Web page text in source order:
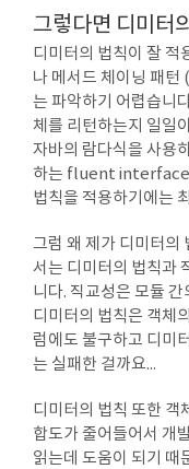
그렇다면 디미터
디미터의 법칙이 잘 적
나 메서드 체이닝 패
는 파악하기 어렵습니
체를 리턴하는지 일일
자바의 람다식을 사용
하는 fluent interface
법칙을 적용하기에는
그럼 왜 제가 디미터의
서는 디미터의 법칙과
니다. 직교성은 모듈
디미터의 법칙은 객체
럼에도 불구하고 디미
는 실패한 걸까요...
디미터의 법칙 또한 객
합도가 줄어들어서 개
읽는데 도움이 되기 때